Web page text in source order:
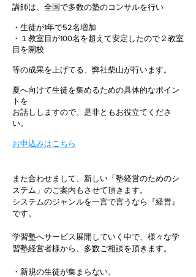
講師は、全国で多数の塾のコンサルを行い
・生徒が1年で52名増加
・１教室目が100名を超えて安定したので２教室
目を開校
等の成果を上げてる、弊社柴山が行います。
夏へ向けて生徒を集めるための具体的なポイン
トを
お話ししますので、是非ともお役立てくださ
い。
お申込みはこちら
また合わせまして、 新しい「塾経営のためのシ
ステム」のご案内もさせて頂きます。
システムのジャンルを一言で言うなら『経営』
です。
学習塾へサービス展開していく中で、様々な学
習塾経営者様から、多数ご相談を頂きます。
・新規の生徒が集まらない。